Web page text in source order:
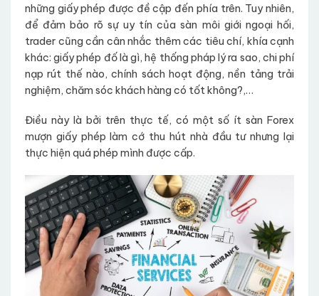
những giấy phép được đề cập đến phía trên. Tuy nhiên,
để đảm bảo rõ sự uy tín của sàn môi giới ngoại hối,
trader cũng cần cân nhắc thêm các tiêu chí, khía cạnh
khác: giấy phép đố là gì, hệ thống pháp lý ra sao, chi phí
nạp rút thế nào, chính sách hoạt động, nền tảng trải
nghiệm, chăm sóc khách hàng có tốt không?,…
Điều này là bởi trên thực tế, có một số ít sàn Forex
mượn giấy phép làm cớ thu hút nhà đầu tư nhưng lại
thực hiện quá phép mình được cấp.